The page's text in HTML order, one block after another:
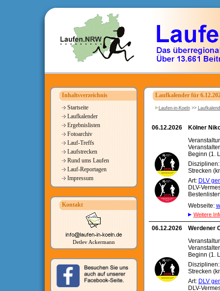
Inhaltsverzeichnis
Startseite
Laufkalender
Ergebnislisten
Fotoarchiv
Lauf-Treffs
Laufstrecken
Rund ums Laufen
Lauf-Reportagen
Impressum
Kontakt
Detlev Ackermann
Laufkalender für
Laufen-in-Koeln>>
06.12.2026
Kölner
Beginn (1.
Strecken
Art: DLV
DLV-
Webseite:
Weitere
06.12.2026
Werdener
Beginn (1.
Strecken
Art: DLV
DLV-